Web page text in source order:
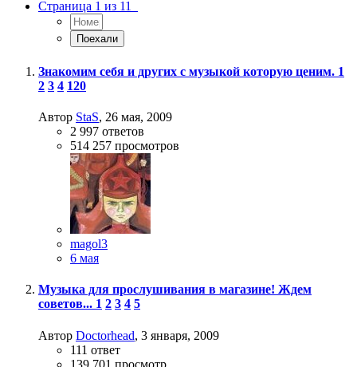
Страница 1 из 11
Знакомим себя и других с музыкой которую ценим. 1
2 3 4 120
Автор StaS, 26 мая, 2009
2 997 ответов
514 257 просмотров
magol3
6 мая
Музыка для прослушивания в магазине! Ждем
советов... 1 2 3 4 5
Автор Doctorhead, 3 января, 2009
111 ответ
139 701 просмотр